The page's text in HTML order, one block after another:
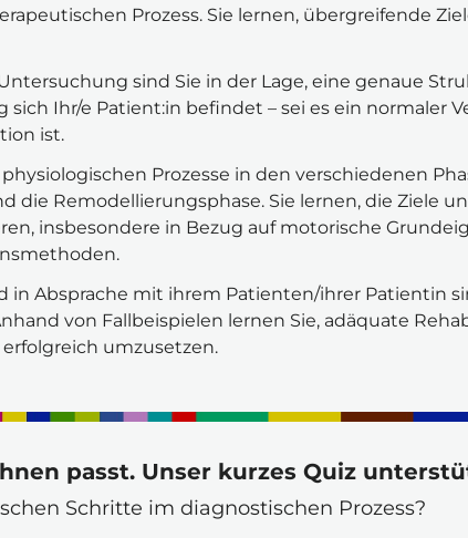
Prozess. Sie lernen, übergreifende
sind Sie in der Lage, eine genaue
Ihr/e Patient:in befindet – sei es ein normaler
ist.
Prozesse in den verschiedenen
die Remodellierungsphase. Sie lernen, die Ziele
insbesondere in Bezug auf motorische
in Absprache mit ihrem Patienten/ihrer Patientin
von Fallbeispielen lernen Sie, adäquate
umzusetzen.
passt. Unser kurzes Quiz